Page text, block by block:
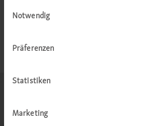
Notwendig
Präferenzen
Statistiken
Marketing
Geschmackstests